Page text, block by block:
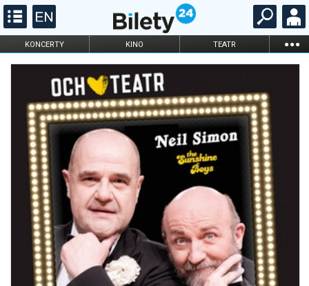
KONCERTY KINO TEATR ...
FILHARMONIA OPERA I BALET
DLA DZIECI
ONLINE